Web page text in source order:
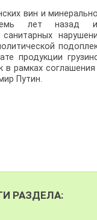
вин и
лет назад
продукции
в рамках
Путин.
РАЗДЕЛА: